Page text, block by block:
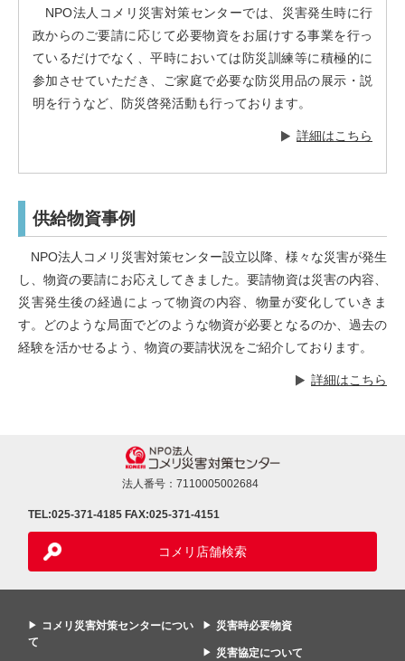
NPO法人コメリ災害対策センターでは、災害発生時に行
政からのご要請に応じて必要物資をお届けする事業を行っ
ているだけでなく、平時においては防災訓練等に積極的に
参加させていただき、ご家庭で必要な防災用品の展示・説
明を行うなど、防災啓発活動も行っております。
詳細はこちら
供給物資事例
NPO法人コメリ災害対策センター設立以降、様々な災害が発生
し、物資の要請にお応えしてきました。要請物資は災害の内容、
災害発生後の経過によって物資の内容、物量が変化していきま
す。どのような局面でどのような物資が必要となるのか、過去の
経験を活かせるよう、物資の要請状況をご紹介しております。
詳細はこちら
法人番号：7110005002684
TEL:025-371-4185FAX:025-371-4151
コメリ店舗検索
コメリ災害対策センターについ
て
災害時必要物資
災害協定について